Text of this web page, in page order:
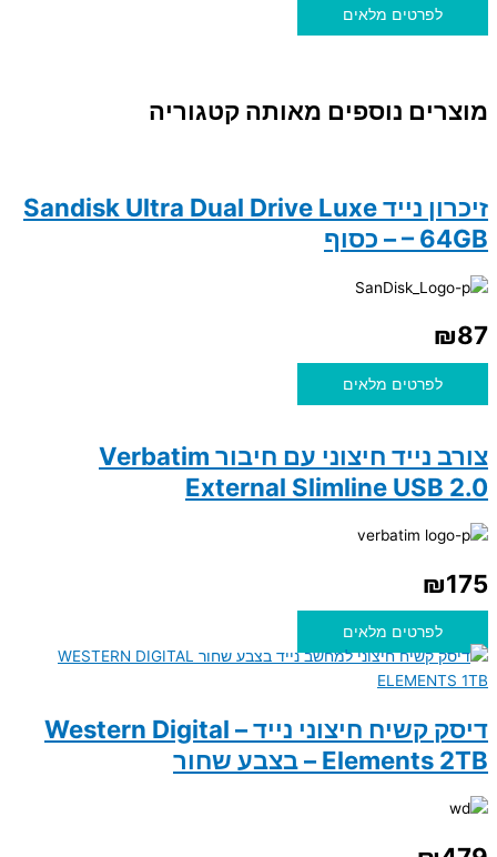
לפרטים מלאים
מוצרים נוספים מאותה קטגוריה
זיכרון נייד Sandisk Ultra Dual Drive Luxe
– 64GB – כסוף
₪87
לפרטים מלאים
צורב נייד חיצוני עם חיבור Verbatim
External Slimline USB 2.0
₪175
לפרטים מלאים
דיסק קשיח חיצוני נייד – Western Digital
Elements 2TB – בצבע שחור